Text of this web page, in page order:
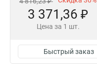
3 371,36 ₽
Цена за 1 шт.
Быстрый заказ